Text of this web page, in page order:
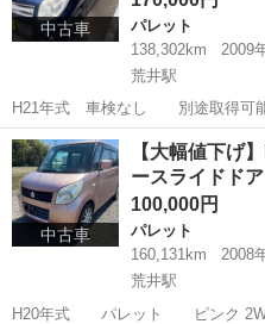
中古車
パレット
138,302km
2009
荒井駅
H21年式 車検なし 別途取得可能です。 走行距離
用にあたり増えます） 紺色 4WD ターボ 両側パワースライドドア
（左右ともリモコン、スイッチにて開閉可能） プッ
ボ車な...
宮城 仙台市 荒井駅 パレ
中古車
【大幅値下
ースライドドア
100,000円
パレット
160,131km
2008
荒井駅
H20年式 パレット ピンク 2WD 左パワースライドドア 走行距